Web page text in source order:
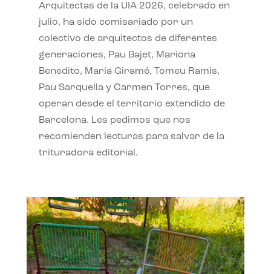
Arquitectas de la UIA 2026, celebrado en
julio, ha sido comisariado por un
colectivo de arquitectos de diferentes
generaciones, Pau Bajet, Mariona
Benedito, Maria Giramé, Tomeu Ramis,
Pau Sarquella y Carmen Torres, que
operan desde el territorio extendido de
Barcelona. Les pedimos que nos
recomienden lecturas para salvar de la
trituradora editorial.